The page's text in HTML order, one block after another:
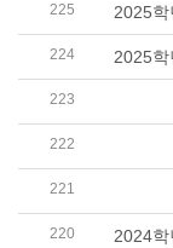
225 2025학
224 2025학
223 2026
222 2025
221 2024
220 2024학